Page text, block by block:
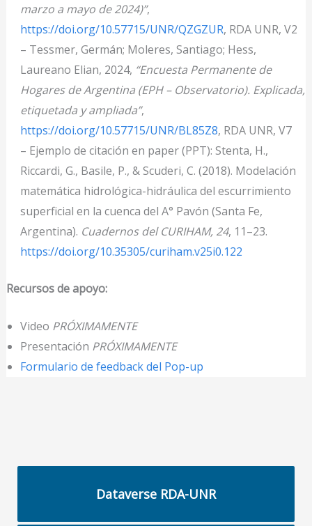
marzo a mayo de 2024)”,
https://doi.org/10.57715/UNR/QZGZUR, RDA UNR, V2
– Tessmer, Germán; Moleres, Santiago; Hess,
Laureano Elian, 2024, “Encuesta Permanente de
Hogares de Argentina (EPH – Observatorio). Explicada,
etiquetada y ampliada”,
https://doi.org/10.57715/UNR/BL85Z8, RDA UNR, V7
– Ejemplo de citación en paper (PPT): Stenta, H.,
Riccardi, G., Basile, P., & Scuderi, C. (2018). Modelación
matemática hidrológica-hidráulica del escurrimiento
superficial en la cuenca del A° Pavón (Santa Fe,
Argentina). Cuadernos del CURIHAM, 24, 11–23.
https://doi.org/10.35305/curiham.v25i0.122
Recursos de apoyo:
Video PRÓXIMAMENTE
Presentación PRÓXIMAMENTE
Formulario de feedback del Pop-up
Dataverse RDA-UNR